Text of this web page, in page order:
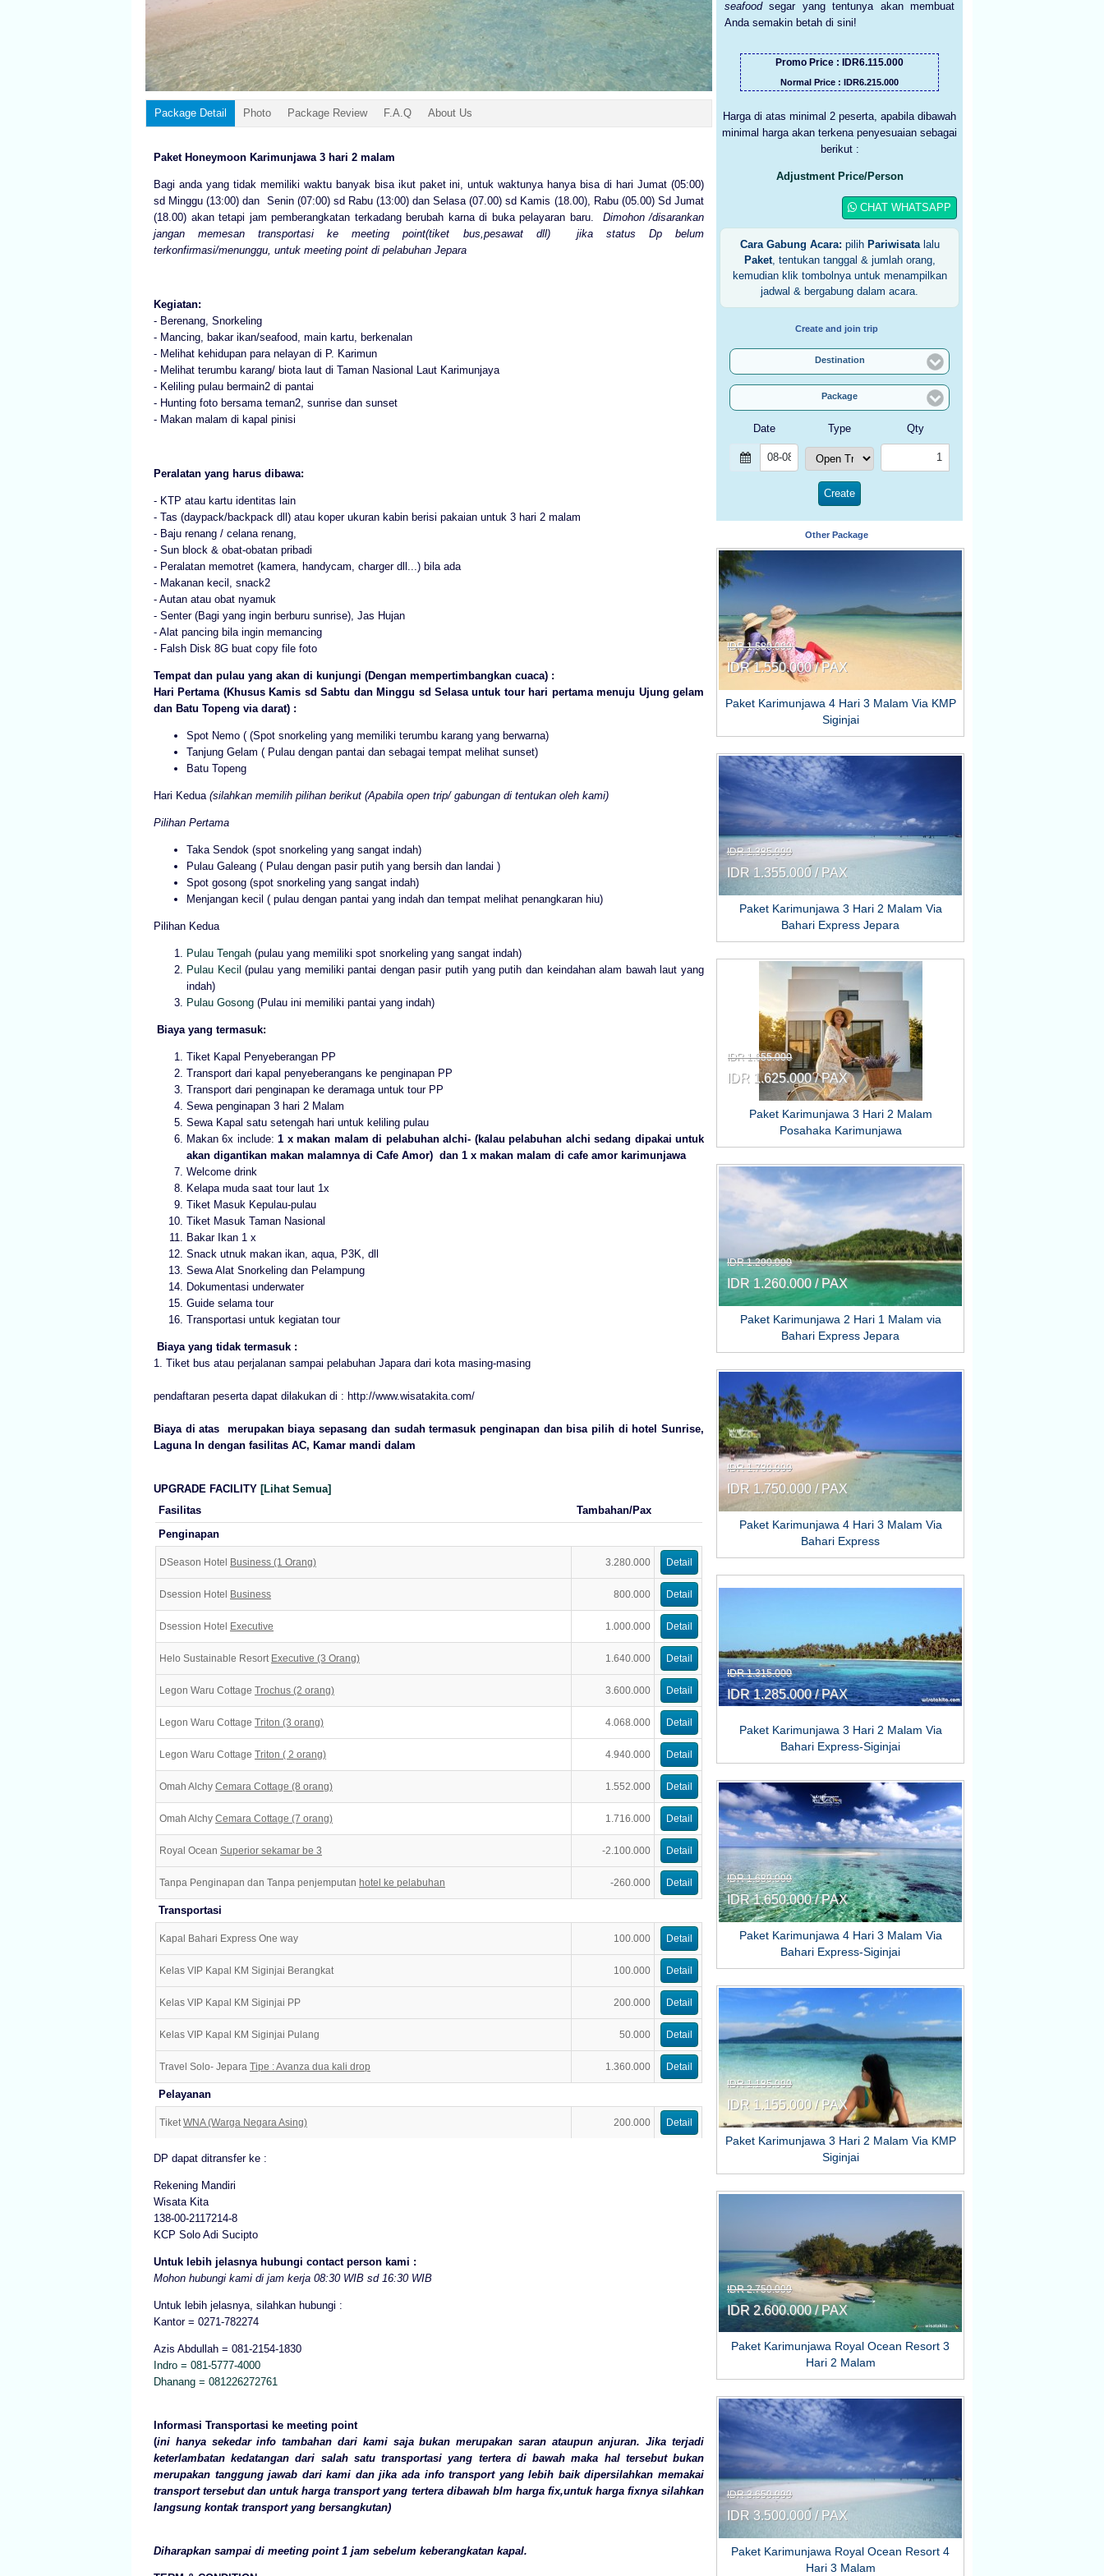
seafoodsegar yang tentunya akan membuat
Anda semakin betah di sini!
Promo Price : IDR6.115.000
Normal Price : IDR6.215.000
Harga di atas minimal 2 peserta, apabila dibawah
minimal harga akan terkena penyesuaian sebagai
berikut :
Adjustment Price/Person
CHAT WHATSAPP
Cara Gabung Acara: pilih Pariwisatalalu
Paket, tentukan tanggal & jumlah orang,
kemudian klik tombolnya untuk menampilkan
jadwal & bergabung dalam acara.
Create and join trip
Destination
Package
Date Type Qty
Package Detail Photo Package Review F.A.Q About Us
Paket Honeymoon Karimunjawa 3 hari 2 malam
Bagi anda yang tidak memiliki waktu banyak bisa ikut paket ini, untuk waktunya hanya bisa di hari Jumat (05:00)
sd Minggu (13:00) dan Senin (07:00) sd Rabu (13:00) dan Selasa (07.00) sd Kamis (18.00), Rabu (05.00) Sd Jumat
(18.00) akan tetapi jam pemberangkatan terkadang berubah karna di buka pelayaran baru. Dimohon /disarankan
jangan memesan transportasi ke meetingpoint(tiket bus,pesawat dll) jika status Dp belum
terkonfirmasi/menunggu, untuk meeting point di pelabuhan Jepara
Kegiatan:
- Berenang, Snorkeling
- Mancing, bakar ikan/seafood, main kartu, berkenalan
- Melihat kehidupan para nelayan di P. Karimun
- Melihat terumbu karang/ biota laut di Taman Nasional Laut Karimunjaya
- Keliling pulau bermain2 di pantai
- Hunting foto bersama teman2, sunrise dan sunset
- Makan malam di kapal pinisi
Peralatan yang harus dibawa:
- KTP atau kartu identitas lain
- Tas (daypack/backpack dll) atau koper ukuran kabin berisi pakaian untuk 3 hari 2 malam
- Baju renang / celana renang,
- Sun block & obat-obatan pribadi
- Peralatan memotret (kamera, handycam, charger dll...) bila ada
- Makanan kecil, snack2
- Autan atau obat nyamuk
- Senter (Bagi yang ingin berburu sunrise), Jas Hujan
- Alat pancing bila ingin memancing
- Falsh Disk 8G buat copy file foto
Tempat dan pulau yang akan di kunjungi (Dengan mempertimbangkan cuaca) :
Hari Pertama (Khusus Kamis sd Sabtu dan Minggu sd Selasa untuk tour hari pertama menuju Ujung gelam
dan Batu Topeng via darat) :
Spot Nemo ( (Spot snorkeling yang memiliki terumbu karang yang berwarna)
Tanjung Gelam ( Pulau dengan pantai dan sebagai tempat melihat sunset)
Batu Topeng
Hari Kedua (silahkan memilih pilihan berikut (Apabila open trip/ gabungan di tentukan oleh kami)
Pilihan Pertama
Taka Sendok (spot snorkeling yang sangat indah)
Pulau Galeang ( Pulau dengan pasir putih yang bersih dan landai )
Spot gosong (spot snorkeling yang sangat indah)
Menjangan kecil ( pulau dengan pantai yang indah dan tempat melihat penangkaran hiu)
Pilihan Kedua
Pulau Tengah (pulau yang memiliki spot snorkeling yang sangat indah)
Pulau Kecil (pulau yang memiliki pantai dengan pasir putih yang putih dan keindahan alam bawah laut yang
indah)
Pulau Gosong (Pulau ini memiliki pantai yang indah)
Biaya yang termasuk:
Tiket Kapal Penyeberangan PP
Transport dari kapal penyeberangans ke penginapan PP
Transport dari penginapan ke deramaga untuk tour PP
Sewa penginapan 3 hari 2 Malam
Sewa Kapal satu setengah hari untuk keliling pulau
Makan 6x include: 1 x makan malam di pelabuhan alchi- (kalau pelabuhan alchi sedang dipakai untuk
akan digantikan makan malamnya di Cafe Amor) dan 1 x makan malam di cafe amor karimunjawa
Welcome drink
Kelapa muda saat tour laut 1x
Tiket Masuk Kepulau-pulau
Tiket Masuk Taman Nasional
Bakar Ikan 1 x
Snack utnuk makan ikan, aqua, P3K, dll
Sewa Alat Snorkeling dan Pelampung
Dokumentasi underwater
Guide selama tour
Transportasi untuk kegiatan tour
Biaya yang tidak termasuk :
1. Tiket bus atau perjalanan sampai pelabuhan Japara dari kota masing-masing
pendaftaran peserta dapat dilakukan di : http://www.wisatakita.com/
Biaya di atas merupakan biaya sepasang dan sudah termasuk penginapan dan bisa pilih di hotel Sunrise,
Laguna In dengan fasilitas AC, Kamar mandi dalam
UPGRADE FACILITY [Lihat Semua]
Fasilitas
Tambahan/Pax
Penginapan
DSeason Hotel Business (1 Orang) 3.280.000 Detail
Dsession Hotel Business 800.000 Detail
Dsession Hotel Executive 1.000.000 Detail
Helo Sustainable Resort Executive (3 Orang) 1.640.000 Detail
Legon Waru Cottage Trochus (2 orang) 3.600.000 Detail
Legon Waru Cottage Triton (3 orang) 4.068.000 Detail
Legon Waru Cottage Triton ( 2 orang) 4.940.000 Detail
Omah Alchy Cemara Cottage (8 orang) 1.552.000 Detail
Omah Alchy Cemara Cottage (7 orang) 1.716.000 Detail
Royal Ocean Superior sekamar be 3 -2.100.000 Detail
Tanpa Penginapan dan Tanpa penjemputan hotel ke pelabuhan -260.000 Detail
Transportasi
Kapal Bahari Express One way 100.000 Detail
Kelas VIP Kapal KM Siginjai Berangkat 100.000 Detail
Kelas VIP Kapal KM Siginjai PP 200.000 Detail
Kelas VIP Kapal KM Siginjai Pulang 50.000 Detail
Travel Solo- Jepara Tipe : Avanza dua kali drop 1.360.000 Detail
Pelayanan
Tiket WNA (Warga Negara Asing) 200.000 Detail
DP dapat ditransfer ke :
Rekening Mandiri
Wisata Kita
138-00-2117214-8
KCP Solo Adi Sucipto
Untuk lebih jelasnya hubungi contact person kami :
Mohon hubungi kami di jam kerja 08:30 WIB sd 16:30 WIB
Untuk lebih jelasnya, silahkan hubungi :
Kantor = 0271-782274
Azis Abdullah = 081-2154-1830
Indro = 081-5777-4000
Dhanang = 081226272761
Informasi Transportasi ke meeting point
(ini hanya sekedar info tambahan dari kami saja bukan merupakan saran ataupun anjuran. Jika terjadi
keterlambatan kedatangan dari salah satu transportasi yang tertera di bawah maka hal tersebut bukan
merupakan tanggung jawab dari kami dan jika ada info transport yang lebih baik dipersilahkan memakai
transport tersebut dan untuk harga transport yang tertera dibawah blm harga fix,untuk harga fixnya silahkan
langsung kontak transport yang bersangkutan)
Diharapkan sampai di meeting point 1 jam sebelum keberangkatan kapal.
Other Package
IDR 1.580.000
IDR 1.550.000 / PAX
Paket Karimunjawa 4 Hari 3 Malam Via KMP
Siginjai
IDR 1.385.000
IDR 1.355.000 / PAX
Paket Karimunjawa 3 Hari 2 Malam Via
Bahari Express Jepara
IDR 1.655.000
IDR 1.625.000 / PAX
Paket Karimunjawa 3 Hari 2 Malam
Posahaka Karimunjawa
IDR 1.290.000
IDR 1.260.000 / PAX
Paket Karimunjawa 2 Hari 1 Malam via
Bahari Express Jepara
IDR 1.780.000
IDR 1.750.000 / PAX
Paket Karimunjawa 4 Hari 3 Malam Via
Bahari Express
IDR 1.315.000
IDR 1.285.000 / PAX
Paket Karimunjawa 3 Hari 2 Malam Via
Bahari Express-Siginjai
IDR 1.680.000
IDR 1.650.000 / PAX
Paket Karimunjawa 4 Hari 3 Malam Via
Bahari Express-Siginjai
IDR 1.185.000
IDR 1.155.000 / PAX
Paket Karimunjawa 3 Hari 2 Malam Via KMP
Siginjai
IDR 2.750.000
IDR 2.600.000 / PAX
Paket Karimunjawa Royal Ocean Resort 3
Hari 2 Malam
IDR 3.650.000
IDR 3.500.000 / PAX
Paket Karimunjawa Royal Ocean Resort 4
Hari 3 Malam